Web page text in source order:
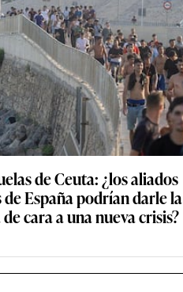
de Ceuta: ¿los aliados
de España podrían darle la
cara a una nueva crisis?